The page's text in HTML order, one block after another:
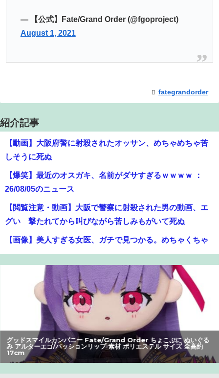
— 【公式】Fate/Grand Order (@fgoproject)
August 1, 2021
fategrandorder
紹介記事
【動画】大阪府警に射殺されたオッサン、めちゃめちゃ苦
しそうに死ぬ
【爆笑】最近のオスガキ、名前がダサすぎるｗｗｗｗ ：
26/08/05のニュース
【閲覧注意・動画】大阪で警察に射殺された男の動画、エ
グい 撃たれてから叫びながら苦しみもがいて死ぬ
【画像】美人すぎる女医、ガチで見つかる。めちゃくちゃ
いいべｗｗｗｗ ：26/08/04のニュース
【衝撃】クルタ族虐 殺の犯人、ツェリードニヒで確定！ク
ロロの演劇のせいで2人も無駄死ににwwww
【朗報】アマガミの棚町薫さん、最新絵でめっちゃ可愛く
なる：26/08/03のニュース
【衝撃】ハンターハンター、とんでもねえ伏線が発掘され
る。クルタ族の虐殺犯人がツェリードニヒだった模様！
グッドスマイルカンパニー Fate/Grand Order ちょこぷに ぬいぐる
み アルターエゴ/パッションリップ 素材 ポリエステル サイズ 全高約
17cm